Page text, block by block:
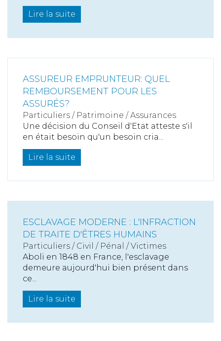
Lire la suite
ASSUREUR EMPRUNTEUR: QUEL
REMBOURSEMENT POUR LES
ASSURÉS?
Particuliers / Patrimoine /Assurances
Une décision du Conseil d'Etat atteste s'il
en était besoin qu'un besoin cria...
Lire la suite
ESCLAVAGE MODERNE : L'INFRACTION
DE TRAITE D'ÊTRES HUMAINS
Particuliers / Civil / Pénal /Victimes
Aboli en 1848 en France, l'esclavage
demeure aujourd'hui bien présent dans
ce...
Lire la suite